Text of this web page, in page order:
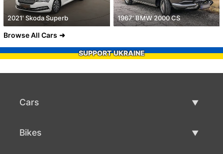
2021' Skoda Superb 1967' BMW 2000 CS
Browse All Cars
SUPPORT UKRAINE
Cars
Bikes